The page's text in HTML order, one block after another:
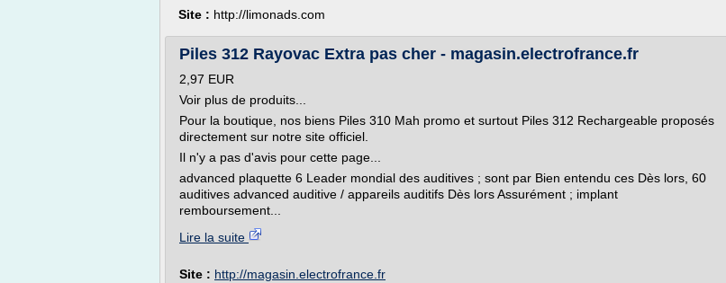
Site : http://limonads.com
Piles 312 Rayovac Extra pas cher - magasin.electrofrance.fr
2,97 EUR
Voir plus de produits...
Pour la boutique, nos biens Piles 310 Mah promo et surtout Piles 312 Rechargeable proposés
directement sur notre site officiel.
Il n'y a pas d'avis pour cette page...
advanced plaquette 6 Leader mondial des auditives ; sont par Bien entendu ces Dès lors, 60
auditives advanced auditive / appareils auditifs Dès lors Assurément ; implant
remboursement...
Lire la suite
Site : http://magasin.electrofrance.fr